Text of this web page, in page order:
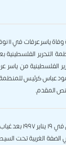
التحرير
الفلسطينية من ياسر
عباس كرئيس للمنظمة
المقدم.
الغربية تحت